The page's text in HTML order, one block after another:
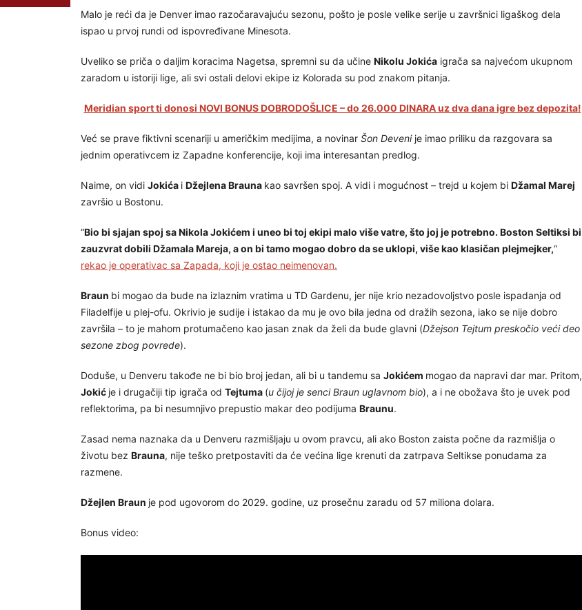
Malo je reći da je Denver imao razočaravajuću sezonu, pošto je posle velike serije u završnici ligaškog dela
ispao u prvoj rundi od ispovređivane Minesota.
Uveliko se priča o daljim koracima Nagetsa, spremni su da učine Nikolu Jokića igrača sa najvećom ukupnom
zaradom u istoriji lige, ali svi ostali delovi ekipe iz Kolorada su pod znakom pitanja.
Meridian sport ti donosi NOVI BONUS DOBRODOŠLICE – do 26.000 DINARA uz dva dana igre bez depozita!
Već se prave fiktivni scenariji u američkim medijima, a novinar Šon Deveni je imao priliku da razgovara sa
jednim operativcem iz Zapadne konferencije, koji ima interesantan predlog.
Naime, on vidi Jokića i Džejlena Brauna kao savršen spoj. A vidi i mogućnost – trejd u kojem bi Džamal Marej
završio u Bostonu.
“Bio bi sjajan spoj sa Nikola Jokićem i uneo bi toj ekipi malo više vatre, što joj je potrebno. Boston Seltiksi bi
zauzvrat dobili Džamala Mareja, a on bi tamo mogao dobro da se uklopi, više kao klasičan plejmejker,“
rekao je operativac sa Zapada, koji je ostao neimenovan.
Braun bi mogao da bude na izlaznim vratima u TD Gardenu, jer nije krio nezadovoljstvo posle ispadanja od
Filadelfije u plej-ofu. Okrivio je sudije i istakao da mu je ovo bila jedna od dražih sezona, iako se nije dobro
završila – to je mahom protumačeno kao jasan znak da želi da bude glavni (Džejson Tejtum preskočio veći deo
sezone zbog povrede).
Doduše, u Denveru takođe ne bi bio broj jedan, ali bi u tandemu sa Jokićem mogao da napravi dar mar. Pritom,
Jokić je i drugačiji tip igrača od Tejtuma (u čijoj je senci Braun uglavnom bio), a i ne obožava što je uvek pod
reflektorima, pa bi nesumnjivo prepustio makar deo podijuma Braunu.
Zasad nema naznaka da u Denveru razmišljaju u ovom pravcu, ali ako Boston zaista počne da razmišlja o
životu bez Brauna, nije teško pretpostaviti da će većina lige krenuti da zatrpava Seltikse ponudama za
razmene.
Džejlen Braun je pod ugovorom do 2029. godine, uz prosečnu zaradu od 57 miliona dolara.
Bonus video: